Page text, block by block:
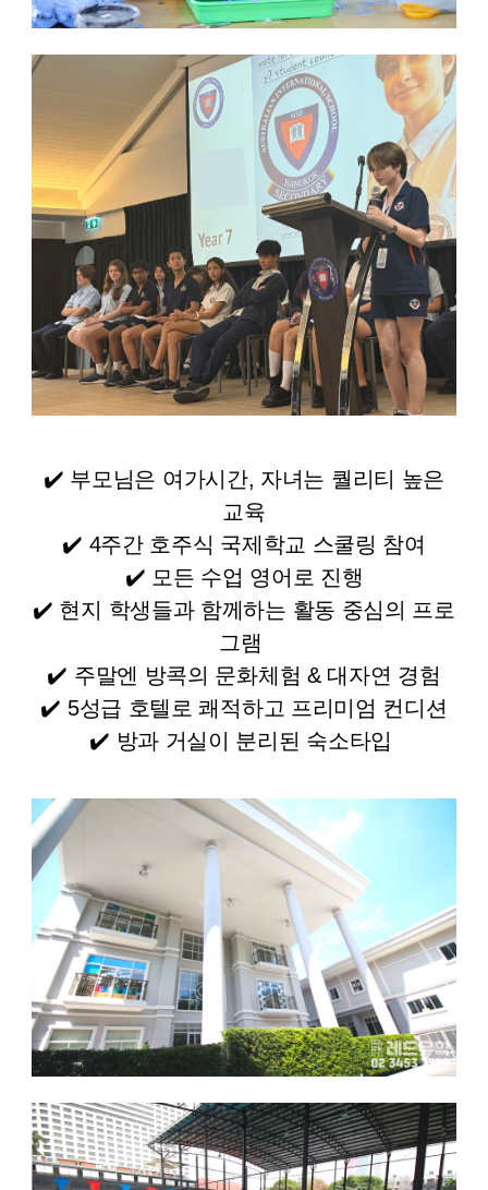
✔️ 부모님은 여가시간, 자녀는 퀄리티 높은
교육
✔️ 4주간 호주식 국제학교 스쿨링 참여
✔️ 모든 수업 영어로 진행
✔️ 현지 학생들과 함께하는 활동 중심의 프로
그램
✔️ 주말엔 방콕의 문화체험 & 대자연 경험
✔️ 5성급 호텔로 쾌적하고 프리미엄 컨디션
✔️ 방과 거실이 분리된 숙소타입